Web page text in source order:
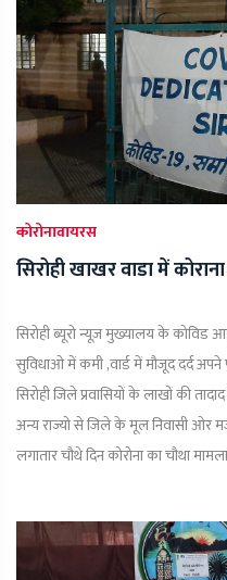
कोरोनावायरस
सिरोही खाखर वाडा में
सिरोही ब्यूरो न्यूज़ मुख्यालय के कोविड
सुविधाओ में कमी ,वार्ड में मौजूद दर्द अपने
सिरोही जिले प्रवासियों के लाखों की
अन्य राज्यो से जिले के मूल निवासी ओर
लगातार चौथे दिन कोरोना का चौथा